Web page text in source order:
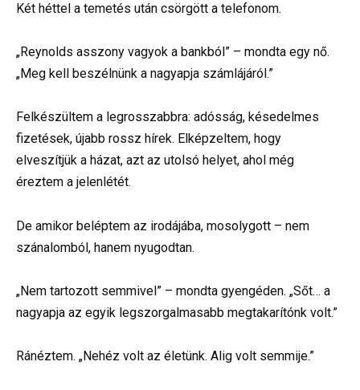
Két héttel a temetés után csörgött a telefonom.
„Reynolds asszony vagyok a bankból” – mondta egy nő.
„Meg kell beszélnünk a nagyapja számlájáról.”
Felkészültem a legrosszabbra: adósság, késedelmes
fizetések, újabb rossz hírek. Elképzeltem, hogy
elveszítjük a házat, azt az utolsó helyet, ahol még
éreztem a jelenlétét.
De amikor beléptem az irodájába, mosolygott – nem
szánalomból, hanem nyugodtan.
„Nem tartozott semmivel” – mondta gyengéden. „Sőt… a
nagyapja az egyik legszorgalmasabb megtakarítónk volt.”
Ránéztem. „Nehéz volt az életünk. Alig volt semmije.”